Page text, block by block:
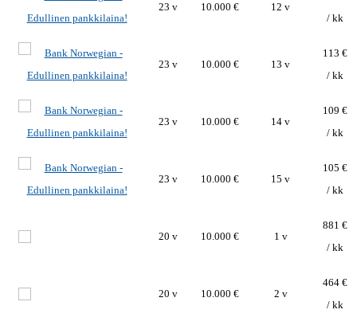
23 v 10.000 € 12 v
/ kk
23 v 10.000 € 13 v
113 €
/ kk
23 v 10.000 € 14 v
109 €
/ kk
23 v 10.000 € 15 v
105 €
/ kk
20 v 10.000 € 1 v
881 €
/ kk
20 v 10.000 € 2 v
464 €
/ kk